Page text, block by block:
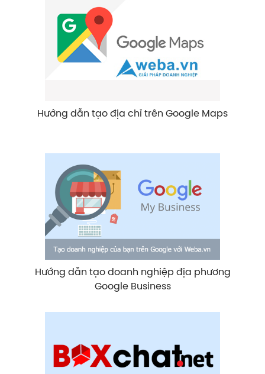
Hướng dẫn tạo địa chỉ trên Google Maps
Hướng dẫn tạo doanh nghiệp địa phương
Google Business